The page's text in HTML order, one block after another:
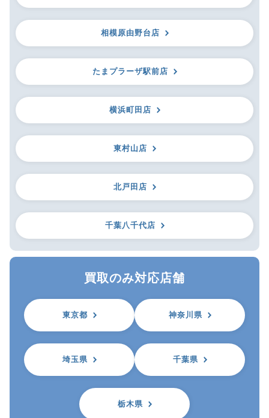
相模原由野台店
たまプラーザ駅前店
横浜町田店
東村山店
北戸田店
千葉八千代店
買取のみ対応店舗
東京都 神奈川県
埼玉県 千葉県
栃木県